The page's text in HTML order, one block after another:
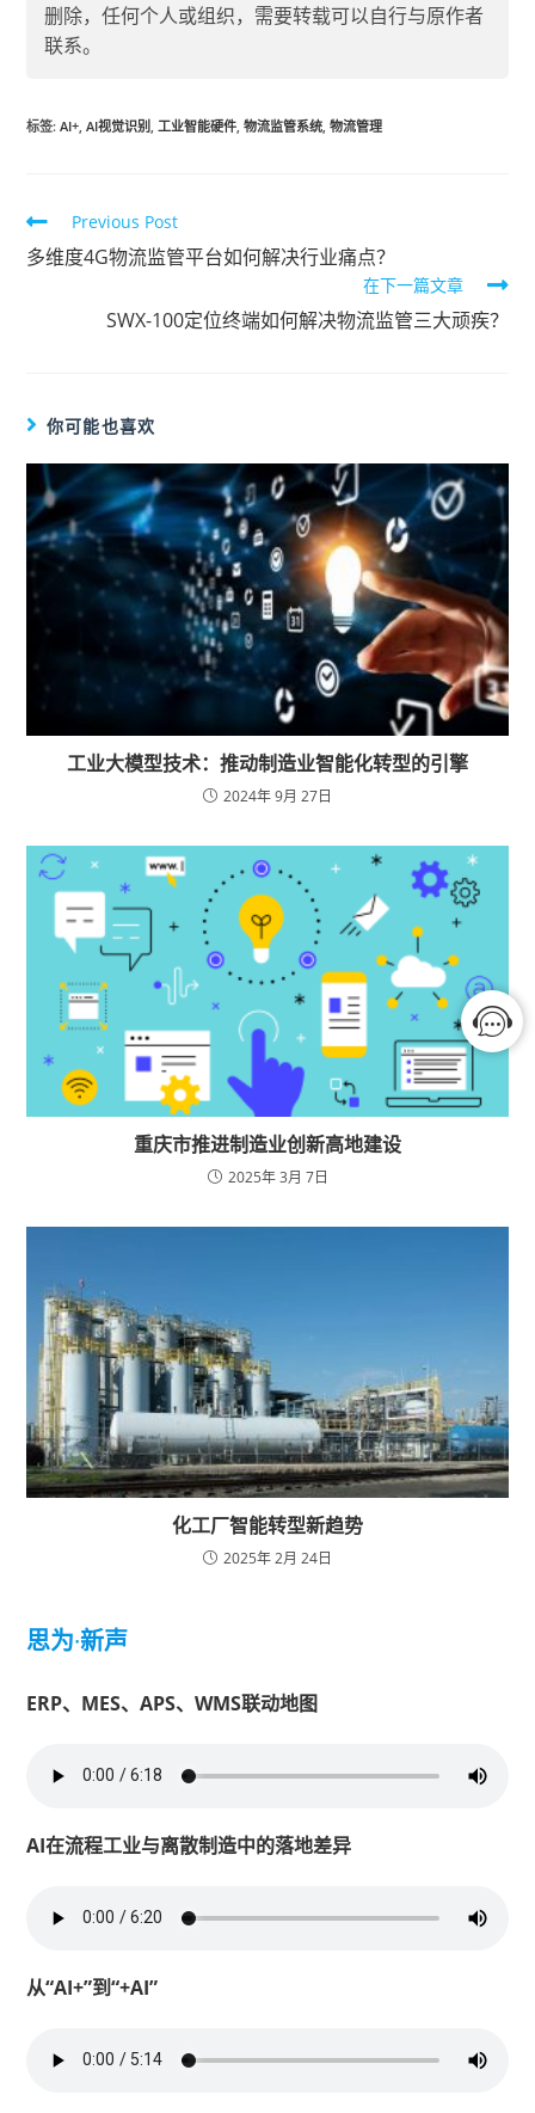
删除，任何个人或组织，需要转载可以自行与原作者
联系。
标签:AI+, AI视觉识别, 工业智能硬件, 物流监管系统, 物流管理
Previous Post
多维度4G物流监管平台如何解决行业痛点？
在下一篇文章
SWX-100定位终端如何解决物流监管三大顽疾？
你可能也喜欢
工业大模型技术：推动制造业智能化转型的引擎
2024年 9月 27日
重庆市推进制造业创新高地建设
2025年 3月 7日
化工厂智能转型新趋势
2025年 2月 24日
思为·新声
ERP、MES、APS、WMS联动地图
AI在流程工业与离散制造中的落地差异
从“AI+”到“+AI”